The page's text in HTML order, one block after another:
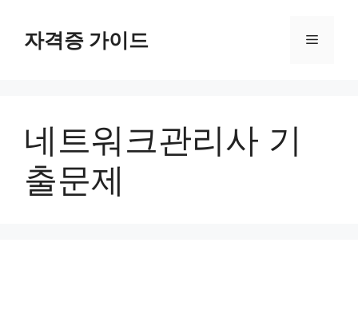
content자격증 가이드 Menu
네트워크관리사 기
출문제